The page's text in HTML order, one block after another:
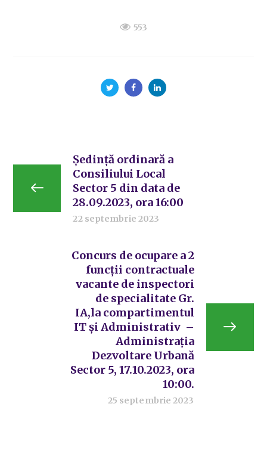
553
Ședință ordinară a
Consiliului Local
Sector 5 din data de
28.09.2023, ora 16:00
22 septembrie 2023
Concurs de ocupare a 2
funcții contractuale
vacante de inspectori
de specialitate Gr.
IA,la compartimentul
IT și Administrativ –
Administrația
Dezvoltare Urbană
Sector 5, 17.10.2023, ora
10:00.
25 septembrie 2023